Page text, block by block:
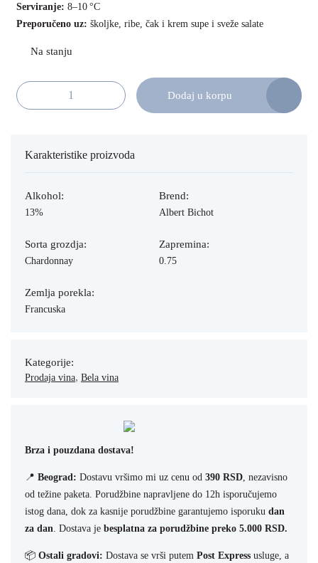
Serviranje: 8–10 °C
Preporučeno uz: školjke, ribe, čak i krem supe i sveže salate
Albert Bichot Chablis Domaine Long Depaquit 75cl količina
Dodaj u korpu
Karakteristike proizvoda
Alkohol:
13%
Brend:
Albert Bichot
Sorta grozdja:
Chardonnay
Zapremina:
0.75
Zemlja porekla:
Francuska
Kategorije:
Prodaja vina, Bela vina
Brza i pouzdana dostava!
📍 Beograd: Dostavu vršimo mi uz cenu od 390 RSD, nezavisno
od težine paketa. Porudžbine napravljene do 12h isporučujemo
istog dana, dok za kasnije porudžbine garantujemo isporuku dan
za dan. Dostava je besplatna za porudžbine preko 5.000 RSD.
📦 Ostali gradovi: Dostava se vrši putem Post Express usluge, a